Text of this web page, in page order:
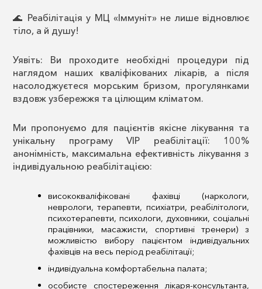
🌊 Реабілітація у МЦ «Іммуніт» не лише відновлює
тіло, а й душу!
Уявіть: Ви проходите необхідні процедури під
наглядом наших кваліфікованих лікарів, а після
насолоджуєтеся морським бризом, прогулянками
вздовж узбережжя та цілющим кліматом.
Ми пропонуємо для пацієнтів якісне лікування та
унікальну програму VIP реабілітації: 100%
анонімність, максимальна ефективність лікування з
індивідуальною реабілітацією:
висококваліфіковані фахівці (наркологи,
неврологи, терапевти, психіатри, реабілітологи,
психотерапевти, психологи, духовники, соціальні
працівники, масажисти, спортивні тренери) з
можливістю вибору пацієнтом індивідуальних
фахівців на весь період реабілітації;
індивідуальна комфортабельна палата;
особисте спостереження лікаря-консультанта,